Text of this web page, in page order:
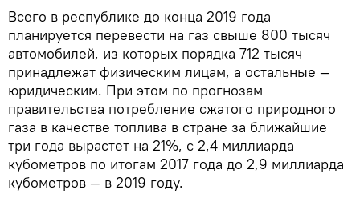
Всего в республике до конца 2019 года
планируется перевести на газ свыше 800 тысяч
автомобилей, из которых порядка 712 тысяч
принадлежат физическим лицам, а остальные —
юридическим. При этом по прогнозам
правительства потребление сжатого природного
газа в качестве топлива в стране за ближайшие
три года вырастет на 21%, с 2,4 миллиарда
кубометров по итогам 2017 года до 2,9 миллиарда
кубометров — в 2019 году.